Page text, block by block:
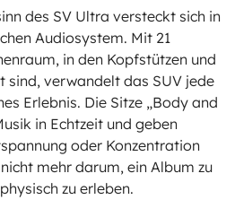
des SV Ultra versteckt sich in
Audiosystem. Mit 21
in den Kopfstützen und
sind, verwandelt das SUV jede
Erlebnis. Die Sitze „Body and
in Echtzeit und geben
oder Konzentration
mehr darum, ein Album zu
zu erleben.